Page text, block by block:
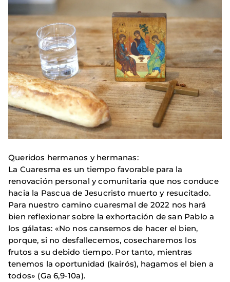
Queridos hermanos y hermanas:
La Cuaresma es un tiempo favorable para la
renovación personal y comunitaria que nos conduce
hacia la Pascua de Jesucristo muerto y resucitado.
Para nuestro camino cuaresmal de 2022 nos hará
bien reflexionar sobre la exhortación de san Pablo a
los gálatas: «No nos cansemos de hacer el bien,
porque, si no desfallecemos, cosecharemos los
frutos a su debido tiempo. Por tanto, mientras
tenemos la oportunidad (kairós), hagamos el bien a
todos» (Ga 6,9-10a).